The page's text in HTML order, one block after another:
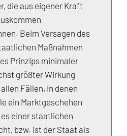
die aus eigener Kraft
Beim Versagen des
Maßnahmen
Prinzips minimaler
größter Wirkung
Fällen, in denen
ein Marktgeschehen
einer staatlichen
bzw. ist der Staat als